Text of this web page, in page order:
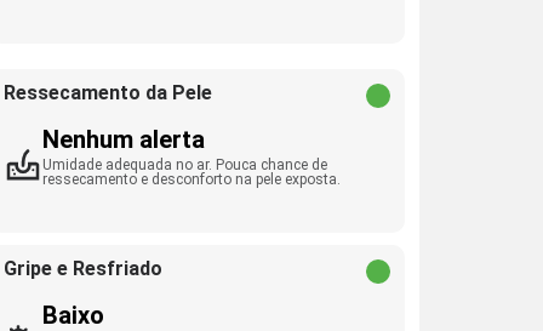
Ressecamento da Pele
Nenhum alerta
Umidade adequada no ar. Pouca chance de
ressecamento e desconforto na pele exposta.
Gripe e Resfriado
Baixo